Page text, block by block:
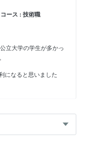
ース : 技術職
立大学の学生が多かっ
になると思いました